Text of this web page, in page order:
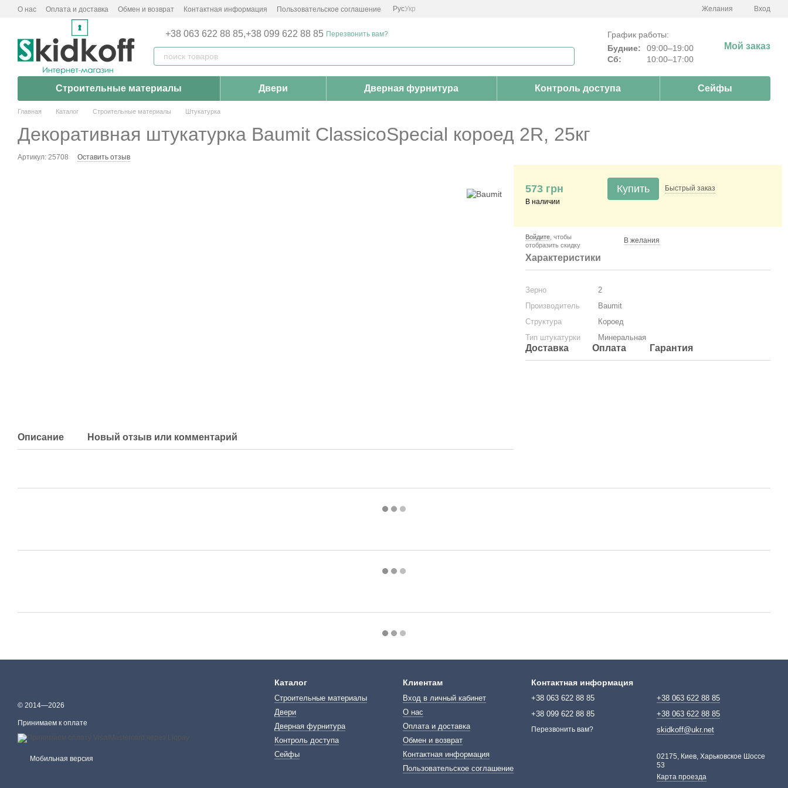
Перейти к основному контенту
О нас Оплата и доставка Обмен и возврат Контактная информация Пользовательское соглашение РусУкр Желания Вход
+38 063 622 88 85,+38 099 622 88 85 Перезвонить вам?
График работы:
Будние:
09:00–19:00
Сб:
10:00–17:00
Мой заказ
Строительные материалы Двери Дверная фурнитура Контроль доступа Сейфы
Главная Каталог Строительные материалы Штукатурка
Декоративная штукатурка Baumit ClassicoSpecial короед 2R, 25кг
Артикул: 25708 Оставить отзыв
Описание Новый отзыв или комментарий
573 грн
В наличии
Купить Быстрый заказ
Войдите , чтобы
отобразить скидку
В желания
Характеристики
Зерно
2
Производитель
Baumit
Структура
Короед
Тип штукатурки
Минеральная
Доставка Оплата Гарантия
© 2014—2026
Принимаем к оплате
Мобильная версия
Каталог
Строительные материалы
Двери
Дверная фурнитура
Контроль доступа
Сейфы
Клиентам
Вход в личный кабинет
О нас
Оплата и доставка
Обмен и возврат
Контактная информация
Пользовательское соглашение
Контактная информация
+38 063 622 88 85
+38 099 622 88 85
Перезвонить вам?
+38 063 622 88 85
+38 063 622 88 85
skidkoff@ukr.net
02175, Киев, Харьковское Шоссе
53
Карта проезда